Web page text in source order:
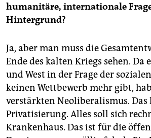
humanitäre, internationale
Hintergrund?
Ja, aber man muss die
Ende des kalten Kriegs sehen. Da
und West in der Frage der
keinen Wettbewerb mehr gibt,
verstärkten Neoliberalismus. Das
Privatisierung. Alles soll sich
Krankenhaus. Das ist für die